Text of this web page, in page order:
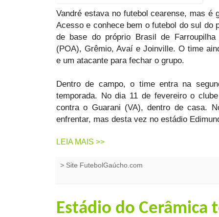
Vandré estava no futebol cearense, mas é
Acesso e conhece bem o futebol do sul do
de base do próprio Brasil de
(POA), Grêmio, Avaí e Joinville. O time
e um atacante para fechar o grupo.
Dentro de campo, o time entra na
temporada. No dia 11 de fevereiro o
contra o Guarani (VA), dentro de casa.
enfrentar, mas desta vez no estádio
LEIA MAIS >>
> Site FutebolGaúcho.com
Estádio do Cerâmica